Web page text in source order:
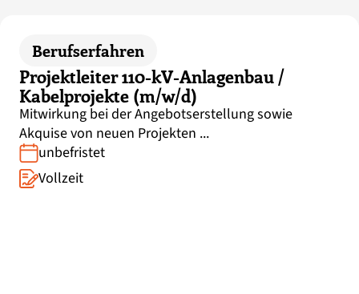
Berufserfahren
Projektleiter 110-kV-Anlagenbau /
Kabelprojekte (m/w/d)
Mitwirkung bei der Angebotserstellung sowie
Akquise von neuen Projekten ...
unbefristet
Vollzeit